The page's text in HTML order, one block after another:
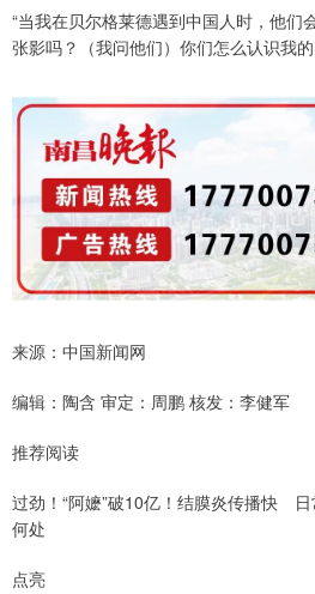
“当我在贝尔格莱德遇到中国人时，他们
张影吗？（我问他们）你们怎么认识我
来源：中国新闻网
编辑：陶含 审定：周鹏 核发：李健军
推荐阅读
过劲！“阿嬷”破10亿！结膜炎传播快 日
何处
点亮